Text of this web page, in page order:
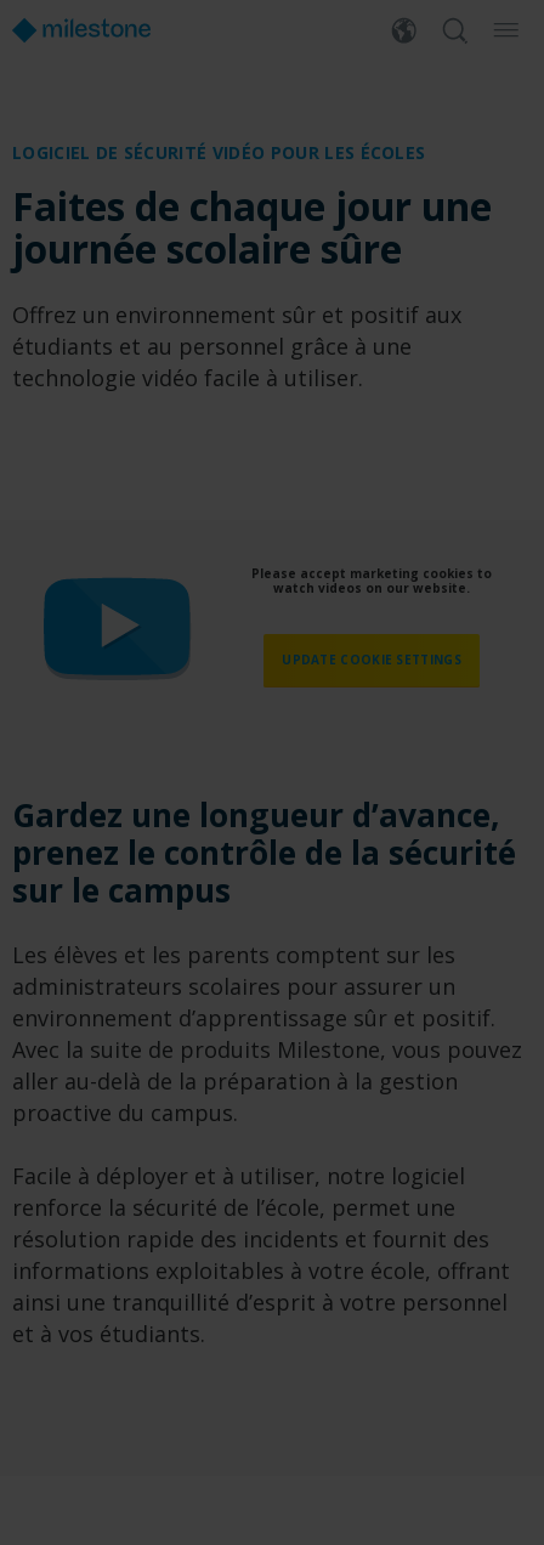
LOGICIEL DE SÉCURITÉ VIDÉO POUR LES ÉCOLES
Faites de chaque jour une
journée scolaire sûre
Offrez un environnement sûr et positif aux
étudiants et au personnel grâce à une
technologie vidéo facile à utiliser.
Please accept marketing cookies to
watch videos on our website.
UPDATE COOKIE SETTINGS
Gardez une longueur d’avance,
prenez le contrôle de la sécurité
sur le campus
Les élèves et les parents comptent sur les
administrateurs scolaires pour assurer un
environnement d’apprentissage sûr et positif.
Avec la suite de produits Milestone, vous pouvez
aller au-delà de la préparation à la gestion
proactive du campus.
Facile à déployer et à utiliser, notre logiciel
renforce la sécurité de l’école, permet une
résolution rapide des incidents et fournit des
informations exploitables à votre école, offrant
ainsi une tranquillité d’esprit à votre personnel
et à vos étudiants.